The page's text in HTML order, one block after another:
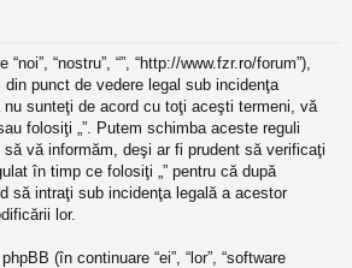
“nostru”, “”, “http://www.fzr.ro/forum”),
punct de vedere legal sub incidenţa
nu sunteţi de acord cu toţi aceşti termeni, vă
folosiţi „”. Putem schimba aceste reguli
vă informăm, deşi ar fi prudent să verificaţi
în timp ce folosiţi „” pentru că după
să intraţi sub incidenţa legală a acestor
lor.
(în continuare “ei”, “lor”, “software